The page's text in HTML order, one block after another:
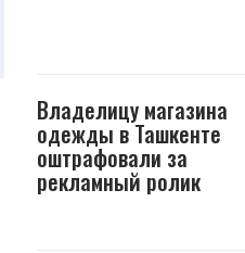
Владелицу магазина
одежды в Ташкенте
оштрафовали за
рекламный ролик